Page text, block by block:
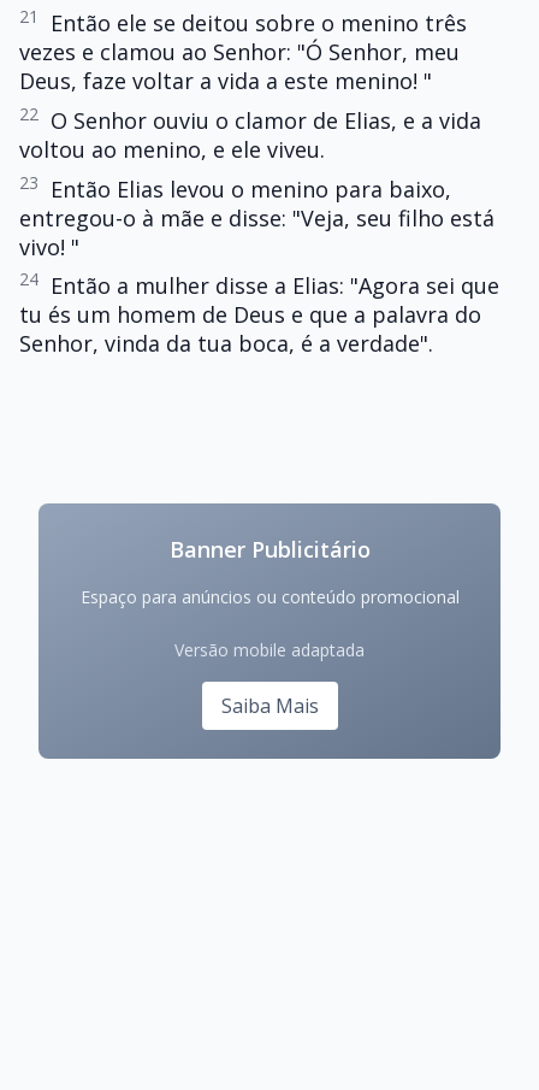
21
Então ele se deitou sobre o menino três
vezes e clamou ao Senhor: "Ó Senhor, meu
Deus, faze voltar a vida a este menino! "
22
O Senhor ouviu o clamor de Elias, e a vida
voltou ao menino, e ele viveu.
23
Então Elias levou o menino para baixo,
entregou-o à mãe e disse: "Veja, seu filho está
vivo! "
24
Então a mulher disse a Elias: "Agora sei que
tu és um homem de Deus e que a palavra do
Senhor, vinda da tua boca, é a verdade".
Banner Publicitário
Espaço para anúncios ou conteúdo promocional
Versão mobile adaptada
Saiba Mais